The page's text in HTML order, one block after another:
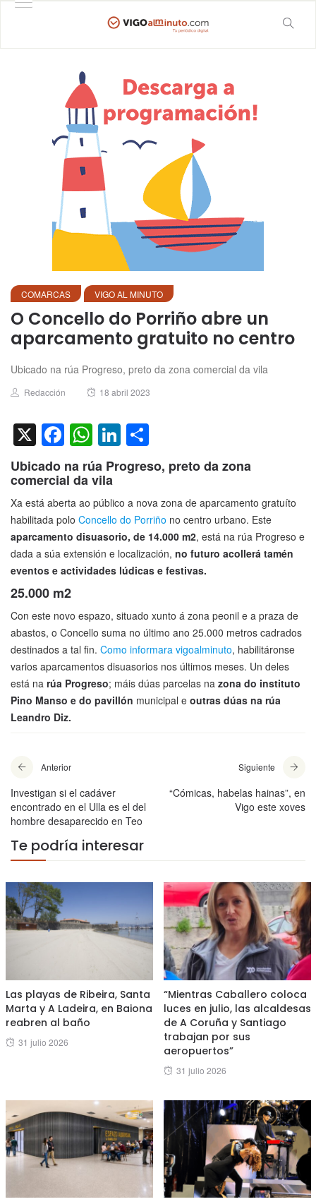
COMARCAS VIGO AL MINUTO
O Concello do Porriño abre un
aparcamento gratuito no centro
Ubicado na rúa Progreso, preto da zona comercial da vila
Author
Redacción
Posted
18 abril 2023
X Facebook
WhatsApp
LinkedIn
Ubicado na rúa Progreso, preto da zona
comercial da vila
Xa está aberta ao público a nova zona de aparcamento gratuíto
habilitada polo Concello do Porriño no centro urbano. Este
aparcamento disuasorio, de 14.000 m2, está na rúa Progreso e
dada a súa extensión e localización, no futuro acollerá tamén
eventos e actividades lúdicas e festivas.
25.000 m2
Con este novo espazo, situado xunto á zona peonil e a praza de
abastos, o Concello suma no último ano 25.000 metros cadrados
destinados a tal fin. Como informara vigoalminuto, habilitáronse
varios aparcamentos disuasorios nos últimos meses. Un deles
está na rúa Progreso; máis dúas parcelas na zona do instituto
Pino Manso e do pavillón municipal e outras dúas na rúa
Leandro Diz.
Anterior
Investigan si el cadáver
encontrado en el Ulla es el del
hombre desaparecido en Teo
Siguiente
“Cómicas, habelas hainas”, en
Vigo este xoves
Te podría interesar
Las playas de Ribeira, Santa
Marta y A Ladeira, en Baiona
reabren al baño
Posted
31 julio 2026
“Mientras Caballero coloca
luces en julio, las alcaldesas
de A Coruña y Santiago
trabajan por sus
aeropuertos”
Posted
31 julio 2026